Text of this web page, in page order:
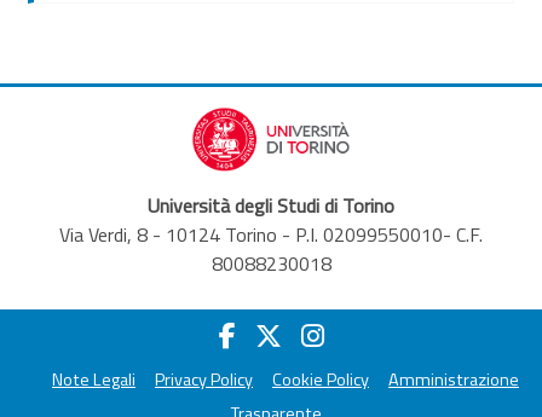
Università degli Studi di Torino
Via Verdi, 8 - 10124 Torino - P.I. 02099550010- C.F.
80088230018
Note Legali Privacy Policy Cookie Policy
Amministrazione